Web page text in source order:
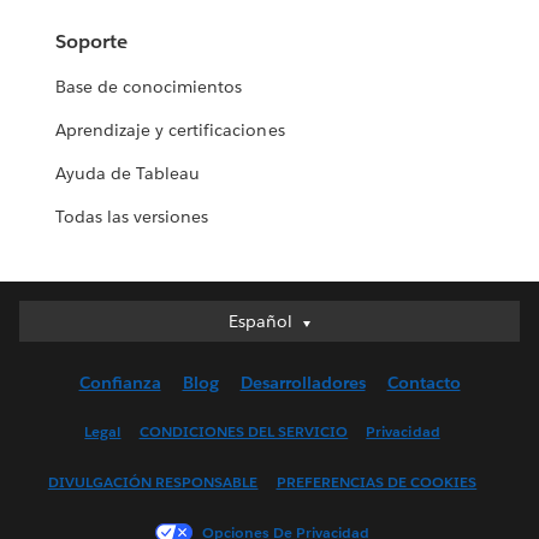
Soporte
Base de conocimientos
Aprendizaje y certificaciones
Ayuda de Tableau
Todas las versiones
Español
Español
English (UK)
Français (France)
Confianza Blog Desarrolladores Contacto
Legal CONDICIONES DEL SERVICIO Privacidad
DIVULGACIÓN RESPONSABLE PREFERENCIAS DE COOKIES
Opciones De Privacidad